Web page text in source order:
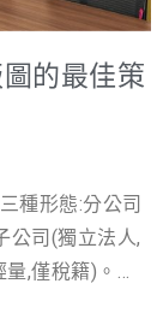
更高的自主性
東人數的規
的登記流
掌握所有公司
之路走得更穩
性決定組織規
心要素可歸納
程。我們將
的最佳策
種形態:分公司
公司(獨立法人,
,僅稅籍)。決